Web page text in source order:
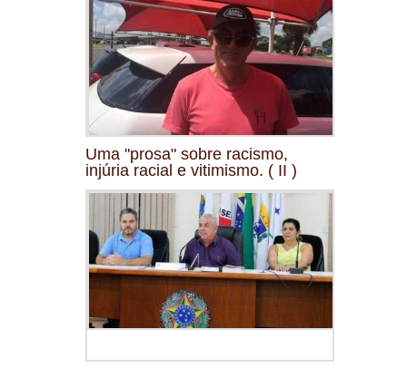
Uma "prosa" sobre racismo,
injúria racial e vitimismo. ( II )